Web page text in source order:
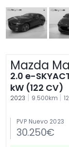
Mazda
2.0 e-
kW (122 CV)
2023 | 9.500km |
PVP Nuevo 2023
30.250€